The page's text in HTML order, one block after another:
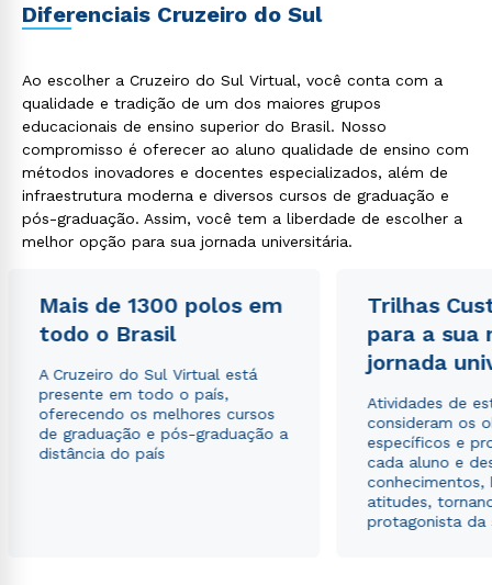
Diferenciais Cruzeiro do Sul
Ao escolher a Cruzeiro do Sul Virtual, você conta com a
qualidade e tradição de um dos maiores grupos
educacionais de ensino superior do Brasil. Nosso
compromisso é oferecer ao aluno qualidade de ensino com
métodos inovadores e docentes especializados, além de
infraestrutura moderna e diversos cursos de graduação e
pós-graduação. Assim, você tem a liberdade de escolher a
melhor opção para sua jornada universitária.
Mais de 1300 polos em
todo o Brasil
A Cruzeiro do Sul Virtual está
presente em todo o país,
oferecendo os melhores cursos
de graduação e pós-graduação a
distância do país
Trilhas
para a sua
jornada
Atividades de
consideram os
específicos e
cada aluno e
conhecimentos,
atitudes,
protagonista da